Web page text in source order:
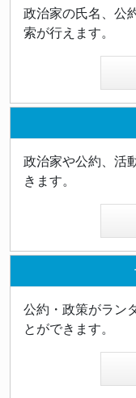
政治家の氏名、公
索が行えます。
政治家や公約、活
きます。
公約・政策がラン
とができます。